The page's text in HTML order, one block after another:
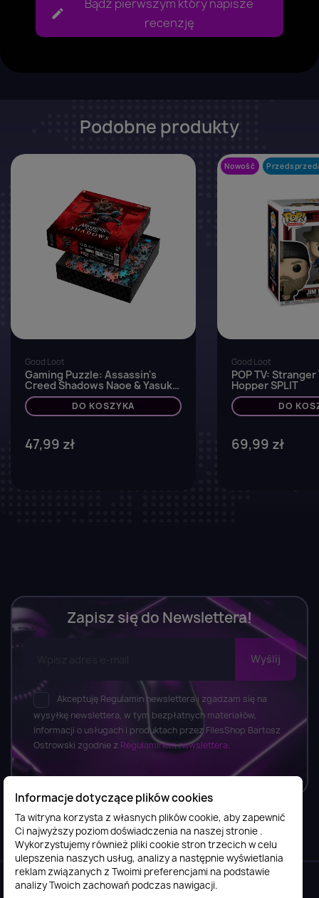
Bądź pierwszym który napisze
recenzję
Podobne produkty
Good Loot
Gaming Puzzle: Assassin's
Creed Shadows Naoe & Yasuke
1000 elementów
DO KOSZYKA
47,99 zł
Nowość
Good Loot
POP TV:
Hopper SPLIT
DO
69,99 zł
Zapisz się do Newslettera!
Akceptuję Regulamin newslettera i zgadzam się na
wysyłkę newslettera, w tym bezpłatnych materiałów,
informacji o usługach i produktach przez FilesShop Bartosz
Ostrowski zgodnie z Regulaminem newslettera.
Informacje
Obsługa klienta
Informacje dotyczące plików cookies
Ta witryna korzysta z własnych plików cookie, aby zapewnić
Ci najwyższy poziom doświadczenia na naszej stronie .
Wykorzystujemy również pliki cookie stron trzecich w celu
ulepszenia naszych usług, analizy a następnie wyświetlania
reklam związanych z Twoimi preferencjami na podstawie
analizy Twoich zachowań podczas nawigacji.